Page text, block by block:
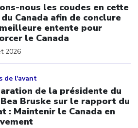
nous les coudes en cette
Canada afin de conclure
entente pour
le Canada
2026
de l'avant
de la présidente du
Bea Bruske sur le rapport du
: Maintenir le Canada en